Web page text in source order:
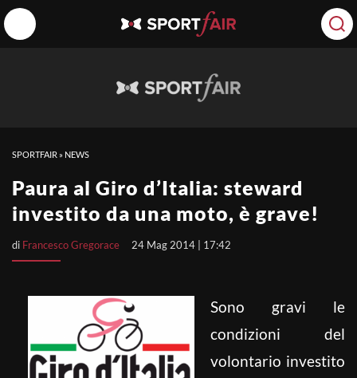
SPORTFAIR » NEWS
Paura al Giro d’Italia: steward
investito da una moto, è grave!
di Francesco Gregorace 24 Mag 2014 | 17:42
Sono gravi le
condizioni del
volontario investito